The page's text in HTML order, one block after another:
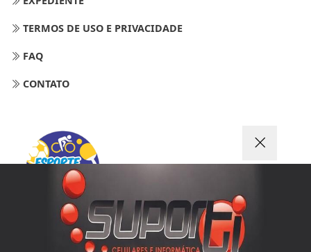
TERMOS DE USO E PRIVACIDADE
FAQ
CONTATO
Termos de Uso e Privacidade
Esse site utiliza cookies para melhorar sua